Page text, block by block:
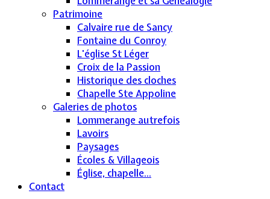
Patrimoine
Calvaire rue de Sancy
Fontaine du Conroy
L'église St Léger
Croix de la Passion
Historique des cloches
Chapelle Ste Appoline
Galeries de photos
Lommerange autrefois
Lavoirs
Paysages
Écoles & Villageois
Église, chapelle...
Contact